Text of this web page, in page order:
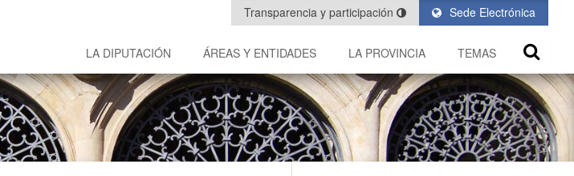
Sede Electrónica
Transparencia y participación
LA DIPUTACIÓN ÁREAS Y ENTIDADES LA PROVINCIA TEMAS